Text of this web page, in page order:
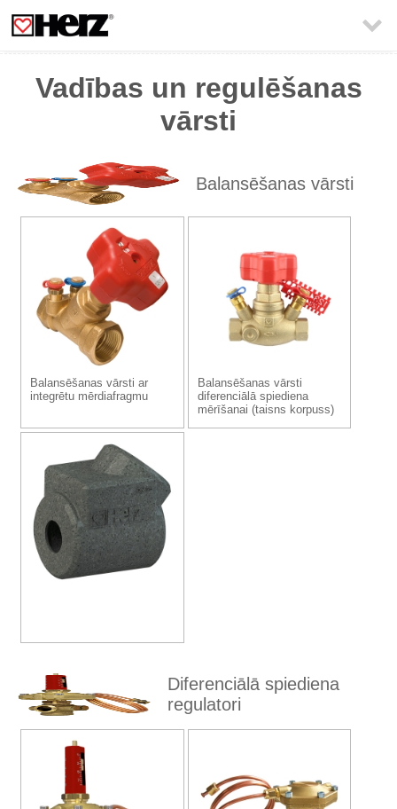

Vadības un regulēšanas
vārsti
Balansēšanas vārsti
Balansēšanas vārsti ar
integrētu mērdiafragmu
Balansēšanas vārsti
diferenciālā spiediena
mērīšanai (taisns korpuss)
Diferenciālā spiediena
regulatori